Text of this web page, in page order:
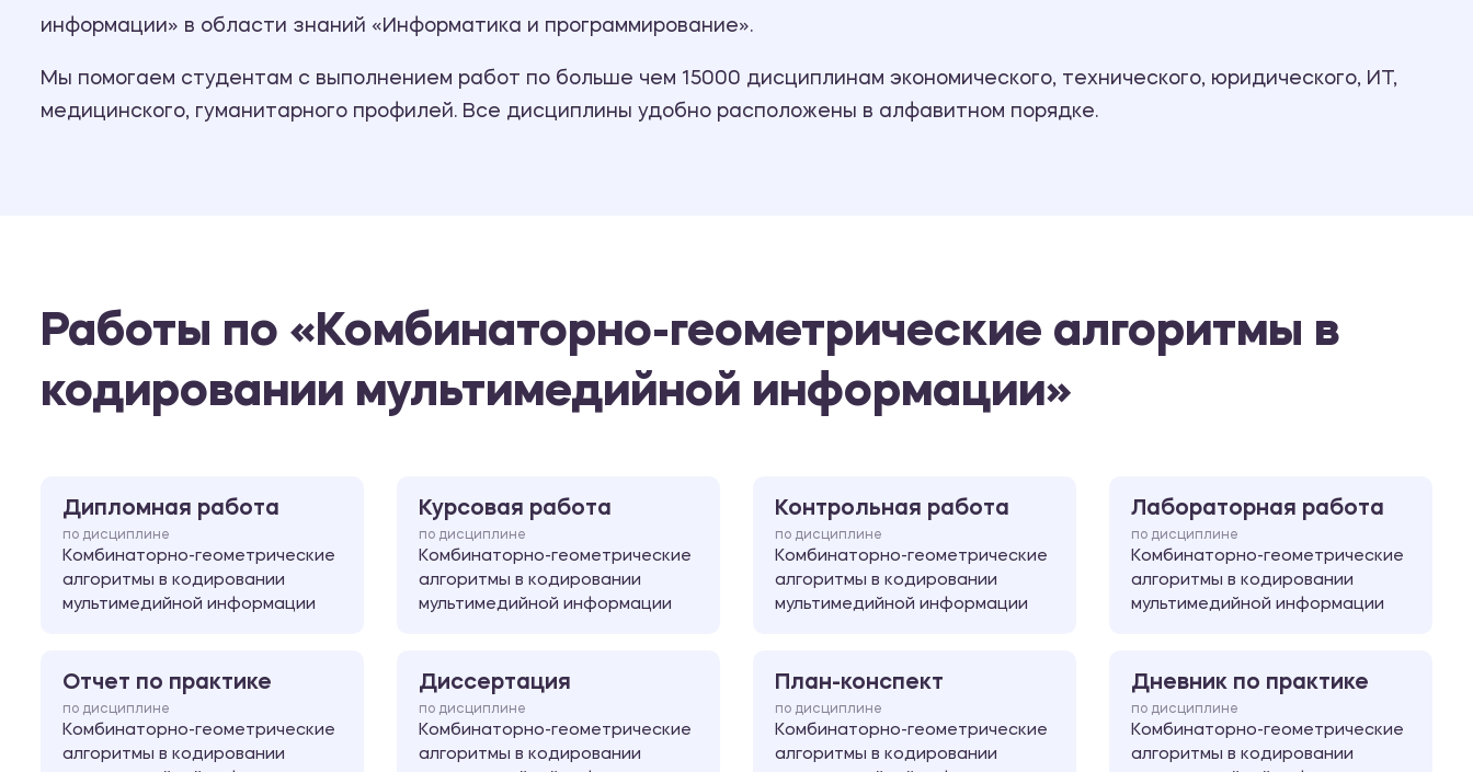
информации» в области знаний «Информатика и программирование».
Мы помогаем студентам с выполнением работ по больше чем 15000 дисциплинам экономического, технического, юридического, ИТ,
медицинского, гуманитарного профилей. Все дисциплины удобно расположены в алфавитном порядке.
Работы по «Комбинаторно-геометрические алгоритмы в
кодировании мультимедийной информации»
Дипломная работа
по дисциплине
Комбинаторно-геометрические
алгоритмы в кодировании
мультимедийной информации
Курсовая работа
по дисциплине
Комбинаторно-геометрические
алгоритмы в кодировании
мультимедийной информации
Контрольная работа
по дисциплине
Комбинаторно-геометрические
алгоритмы в кодировании
мультимедийной информации
Лабораторная работа
по дисциплине
Комбинаторно-геометрические
алгоритмы в кодировании
мультимедийной информации
Отчет по практике
по дисциплине
Комбинаторно-геометрические
алгоритмы в кодировании
Диссертация
по дисциплине
Комбинаторно-геометрические
алгоритмы в кодировании
План-конспект
по дисциплине
Комбинаторно-геометрические
алгоритмы в кодировании
Дневник по практике
по дисциплине
Комбинаторно-геометрические
алгоритмы в кодировании